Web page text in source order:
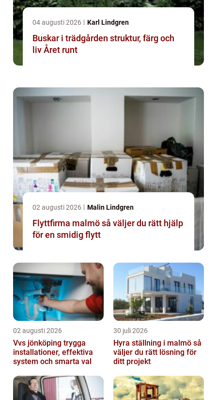
04 augusti 2026 Karl Lindgren
Buskar i trädgården struktur, färg och
liv Året runt
02 augusti 2026 Malin Lindgren
Flyttfirma malmö så väljer du rätt hjälp
för en smidig flytt
02 augusti 2026
Vvs jönköping trygga
installationer, effektiva
system och smarta val
30 juli 2026
Hyra ställning i malmö så
väljer du rätt lösning för
ditt projekt